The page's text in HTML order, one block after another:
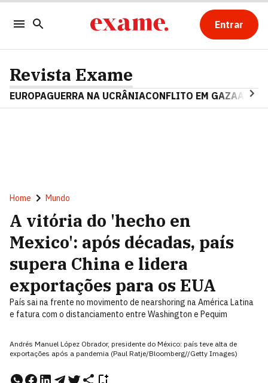
Entrar
Revista Exame
EUROPAGUERRA NA UCRÂNIACONFLITO EM GAZA
Home Mundo
A vitória do 'hecho en
Mexico': após décadas, país
supera China e lidera
exportações para os EUA
País sai na frente no movimento de nearshoring na América Latina
e fatura com o distanciamento entre Washington e Pequim
Andrés Manuel López Obrador, presidente do México: país teve alta de
exportações após a pandemia (Paul Ratje/Bloomberg//Getty Images)